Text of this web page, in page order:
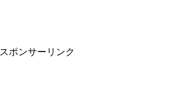
スポンサーリンク